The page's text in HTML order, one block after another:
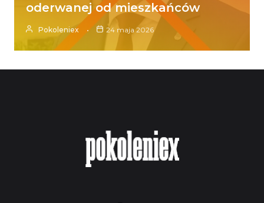
oderwanej od mieszkańców
Pokoleniex 24 maja 2026